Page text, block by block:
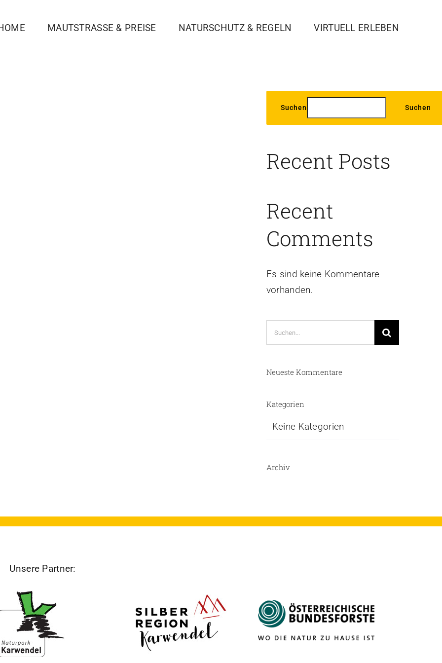
MAUTSTRASSE & PREISE NATURSCHUTZ & REGELN VIRTUELL ERLEBEN
Suchen Suchen
Recent Posts
Recent
Comments
Es sind keine Kommentare
vorhanden.
Suche
nach:
Neueste Kommentare
Kategorien
Keine Kategorien
Archiv
Unsere Partner: